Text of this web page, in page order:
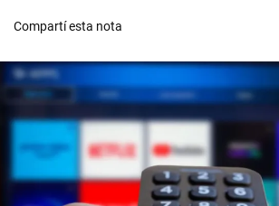
Compartí esta nota